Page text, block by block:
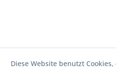
Diese Website benutzt